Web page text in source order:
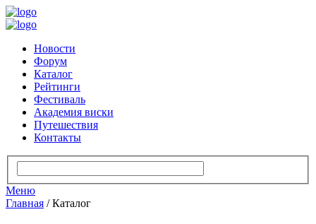
Новости
Форум
Каталог
Рейтинги
Фестиваль
Академия виски
Путешествия
Контакты
Меню
Главная /Каталог